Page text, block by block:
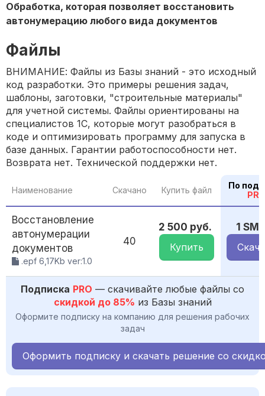
Обработка, которая позволяет восстановить
автонумерацию любого вида документов
Файлы
ВНИМАНИЕ: Файлы из Базы знаний - это исходный
код разработки. Это примеры решения задач,
шаблоны, заготовки, "строительные материалы"
для учетной системы. Файлы ориентированы на
специалистов 1С, которые могут разобраться в
коде и оптимизировать программу для запуска в
базе данных. Гарантии работоспособности нет.
Возврата нет. Технической поддержки нет.
Наименование Скачано Купить файл
По
PRO
Восстановление
автонумерации
документов
.epf 6,17Kb ver:1.0
40
2 500 руб.
Купить
1 SM
Подписка PRO — скачивайте любые файлы со
скидкой до 85% из Базы знаний
Оформите подписку на компанию для решения рабочих
задач
Оформить подписку и скачать решение со